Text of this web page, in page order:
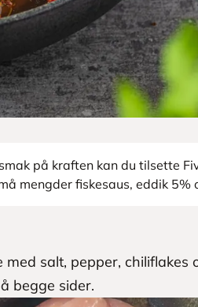
på kraften kan du tilsette
mengder fiskesaus, eddik 5%
salt, pepper, chiliflakes
begge sider.